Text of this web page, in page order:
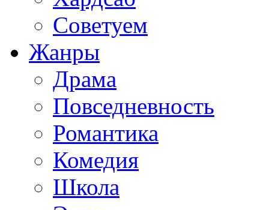
Советуем
Жанры
Драма
Повседневность
Романтика
Комедия
Школа